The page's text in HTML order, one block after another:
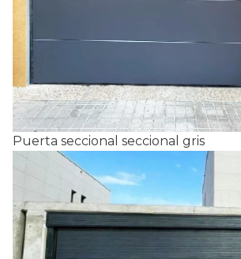
Puerta seccional seccional gris